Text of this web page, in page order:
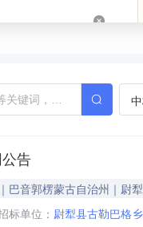
告
巴音郭楞蒙古自治州｜尉
标单位： 尉犁县古勒巴格